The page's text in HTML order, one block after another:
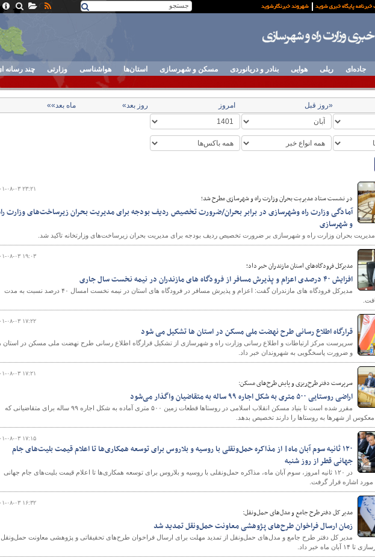
خبری وزارت راه و
جاده‌ای ریلی هوایی بنادر و دریانوردی مسکن و شهرسازی استان‌ها هواشناسی وزارتی چند رسانه
«روز قبل امروز روز بعد» ماه بعد»»
۱۴۰۱-۰۸-۰۳
در نشست ستاد مدیریت بحران وزارت راه و شهرسازی مطرح شد؛
آمادگی وزارت راه وشهرسازی در برابر بحران/ضرورت تخصیص ردیف بودجه برای مدیریت بحران زیرساخت‌های وزارت
و شهرسازی
بحران وزارت راه و شهرسازی بر ضرورت تخصیص ردیف بودجه برای مدیریت بحران زیرساخت‌های وزارتخانه تاکید شد.
۱۴۰۱-۰۸-۰۳
مدیرکل فرودگاه‌های استان مازندران خبر داد؛
افزایش ۴۰ درصدی اعزام و پذیرش مسافر از فرودگاه های مازندران در نیمه نخست سال جاری
مدیرکل فرودگاه های مازندران گفت: اعزام و پذیرش مسافر در فرودگاه های استان در نیمه نخست امسال ۴۰ درصد نسبت به مدت
۱۴۰۱-۰۸-۰۳
قرارگاه اطلاع رسانی طرح نهضت ملی مسکن در استان ها تشکیل می شود
سرپرست مرکز ارتباطات و اطلاع رسانی وزارت راه و شهرسازی از تشکیل قرارگاه اطلاع رسانی طرح نهضت ملی مسکن در استان
و ضرورت پاسخگویی به شهروندان خبر داد.
۱۴۰۱-۰۸-۰۳
سرپرست دفتر طرح‌ریزی و پایش طرح‌های مسکن:
اراضی روستایی ۵۰۰ متری به شکل اجاره ۹۹ ساله به متقاضیان واگذار می‌شود
مقرر شده است تا بنیاد مسکن انقلاب اسلامی در روستاها قطعات زمین ۵۰۰ متری آماده به شکل اجاره ۹۹ ساله برای متقاضیانی که
از شهرها به روستاها را دارند تخصیص بدهد.
۱۴۰۱-۰۸-۰۳
۱۲۰ ثانیه سوم آبان ماه| از مذاکره حمل‌ونقلی با روسیه و بلاروس برای توسعه همکاری‌ها تا اعلام قیمت بلیت‌های جام
جهانی قطر از روز شنبه
در ۱۲۰ ثانیه امروز،‌ سوم آبان ماه، مذاکره حمل‌ونقلی با روسیه و بلاروس برای توسعه همکاری‌ها تا اعلام قیمت بلیت‌های جام جهانی
اشاره قرار گرفت.
۱۴۰۱-۰۸-۰۳
مدیر کل دفتر طرح جامع و مدل‌های حمل‌ونقل:
زمان ارسال فراخوان طرح‌های پژوهشی معاونت حمل‌ونقل تمدید شد
مدیر کل دفتر طرح جامع و مدل‌های حمل‌ونقل از تمدید مهلت برای ارسال فراخوان طرح‌های تحقیقاتی و پژوهشی معاونت حمل‌ونقل
ماه خبر داد.